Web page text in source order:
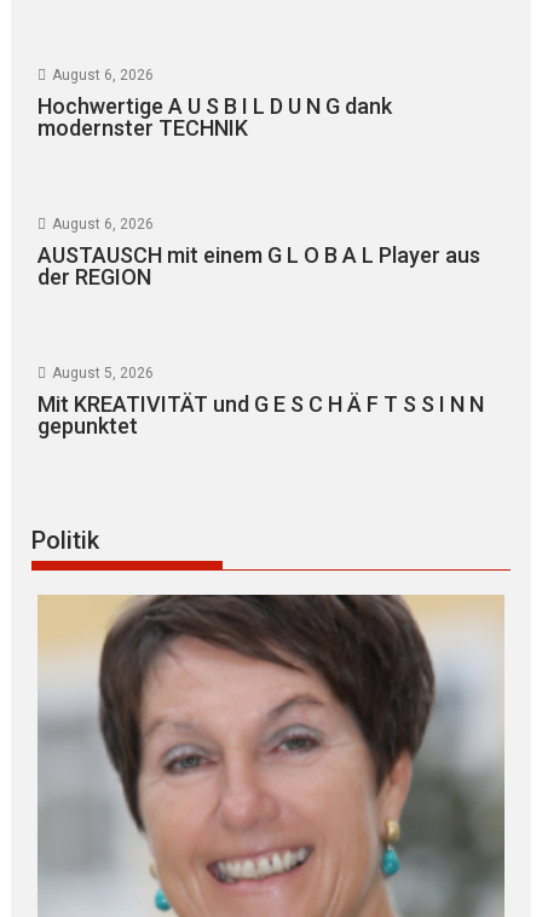
August 6, 2026
Hochwertige A U S B I L D U N G dank
modernster TECHNIK
August 6, 2026
AUSTAUSCH mit einem G L O B A L Player aus
der REGION
August 5, 2026
Mit KREATIVITÄT und G E S C H Ä F T S S I N N
gepunktet
Politik